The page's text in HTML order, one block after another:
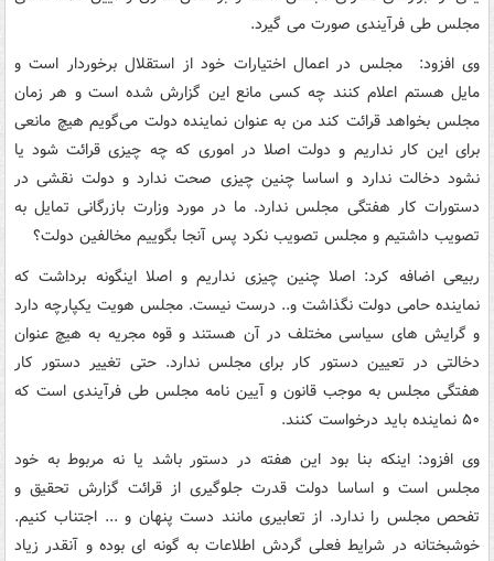
مجلس طی فرآیندی صورت می گیرد.
وی افزود: مجلس در اعمال اختیارات خود از استقلال برخوردار است و
مایل هستم اعلام کنند چه کسی مانع این گزارش شده است و هر زمان
مجلس بخواهد قرائت کند من به عنوان نماینده دولت می‌گویم هیچ مانعی
برای این کار نداریم و دولت اصلا در اموری که چه چیزی قرائت شود یا
نشود دخالت ندارد و اساسا چنین چیزی صحت ندارد و دولت نقشی در
دستورات کار هفتگی مجلس ندارد. ما در مورد وزارت بازرگانی تمایل به
تصویب داشتیم و مجلس تصویب نکرد پس آنجا بگوییم مخالفین دولت؟
ربیعی اضافه کرد: اصلا چنین چیزی نداریم و اصلا اینگونه برداشت که
نماینده حامی دولت نگذاشت و.. درست نیست. مجلس هویت یکپارچه دارد
و گرایش های سیاسی مختلف در آن هستند و قوه مجریه به هیچ عنوان
دخالتی در تعیین دستور کار برای مجلس ندارد. حتی تغییر دستور کار
هفتگی مجلس به موجب قانون و آیین نامه مجلس طی فرآیندی است که
۵۰ نماینده باید درخواست کنند.
وی افزود: اینکه بنا بود این هفته در دستور باشد یا نه مربوط به خود
مجلس است و اساسا دولت قدرت جلوگیری از قرائت گزارش تحقیق و
تفحص مجلس را ندارد. از تعابیری مانند دست پنهان و ... اجتناب کنیم.
خوشبختانه در شرایط فعلی گردش اطلاعات به گونه ای بوده و آنقدر زیاد